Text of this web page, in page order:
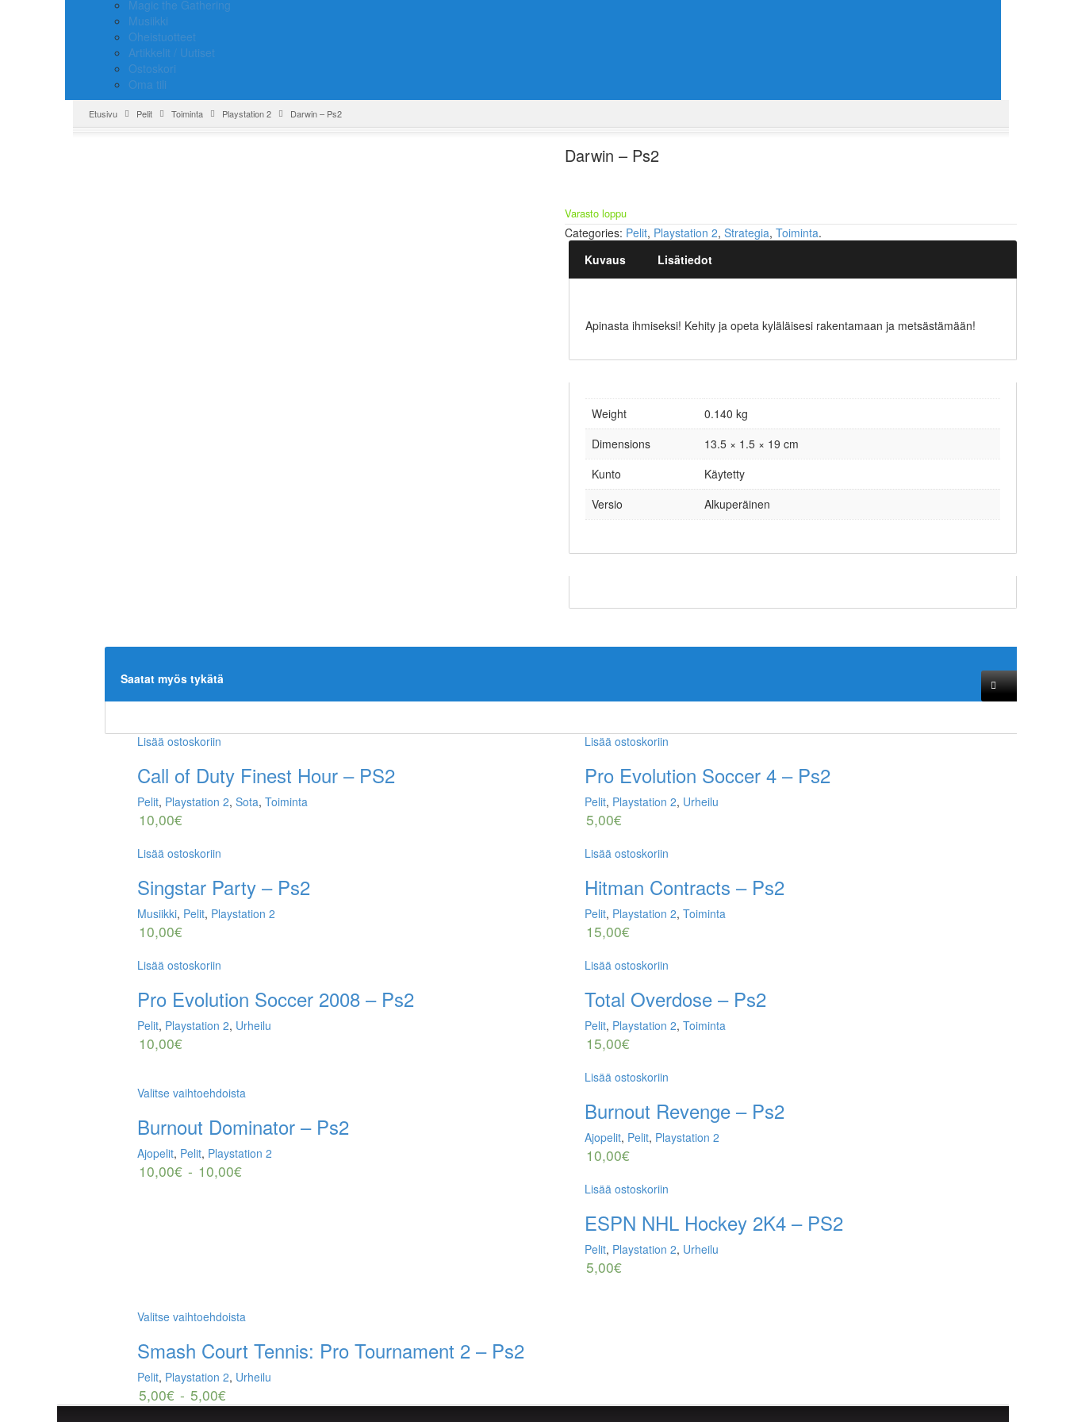
Magic the Gathering
Musiikki
Oheistuotteet
Artikkelit / Uutiset
Ostoskori
Oma tili
Etusivu Pelit Toiminta Playstation 2 Darwin – Ps2
Darwin – Ps2
Varasto loppu
Categories: Pelit, Playstation 2, Strategia, Toiminta.
Kuvaus
Lisätiedot
Apinasta ihmiseksi! Kehity ja opeta kyläläisesi rakentamaan ja metsästämään!
Weight
0.140 kg
Dimensions
13.5 × 1.5 × 19 cm
Kunto
Käytetty
Versio
Alkuperäinen
Saatat myös tykätä
Lisää ostoskoriin
Call of Duty Finest Hour – PS2
Pelit, Playstation 2, Sota, Toiminta
10,00€
Lisää ostoskoriin
Pro Evolution Soccer 4 – Ps2
Pelit, Playstation 2, Urheilu
5,00€
Lisää ostoskoriin
Singstar Party – Ps2
Musiikki, Pelit, Playstation 2
10,00€
Lisää ostoskoriin
Hitman Contracts – Ps2
Pelit, Playstation 2, Toiminta
15,00€
Lisää ostoskoriin
Pro Evolution Soccer 2008 – Ps2
Pelit, Playstation 2, Urheilu
10,00€
Lisää ostoskoriin
Total Overdose – Ps2
Pelit, Playstation 2, Toiminta
15,00€
Valitse vaihtoehdoista
Burnout Dominator – Ps2
Ajopelit, Pelit, Playstation 2
10,00€ - 10,00€
Lisää ostoskoriin
Burnout Revenge – Ps2
Ajopelit, Pelit, Playstation 2
10,00€
Lisää ostoskoriin
ESPN NHL Hockey 2K4 – PS2
Pelit, Playstation 2, Urheilu
5,00€
Valitse vaihtoehdoista
Smash Court Tennis: Pro Tournament 2 – Ps2
Pelit, Playstation 2, Urheilu
5,00€ - 5,00€